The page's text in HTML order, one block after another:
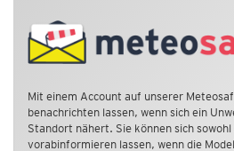
Mit einem Account auf unserer
benachrichten lassen, wenn sich ein
Standort nähert. Sie können sich
vorabinformieren lassen, wenn die